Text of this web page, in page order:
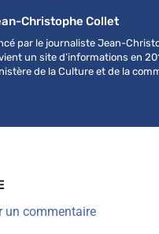
Christophe Collet
par le journaliste Jean-
un site d’informations en
de la Culture et de la
un commentaire